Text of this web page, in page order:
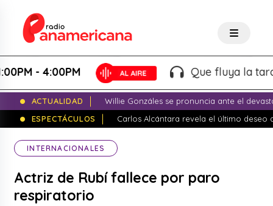
- 4:00PM Que fluya la tarde! -
ACTUALIDAD
Willie Gonzáles se pronuncia ante el
ESPECTÁCULOS
Carlos Alcántara revela el último deseo
INTERNACIONALES
Actriz de Rubí fallece por paro
respiratorio